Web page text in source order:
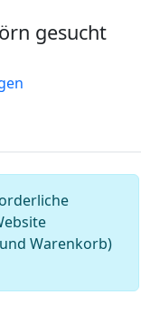
gesucht
Warenkorb)